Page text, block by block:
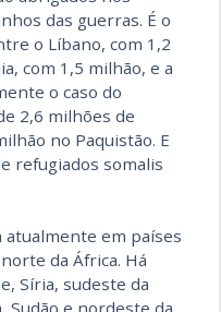
das guerras. É o
o Líbano, com 1,2
com 1,5 milhão, e a
o caso do
2,6 milhões de
no Paquistão. E
refugiados somalis
atualmente em países
da África. Há
Síria, sudeste da
Sudão e nordeste da